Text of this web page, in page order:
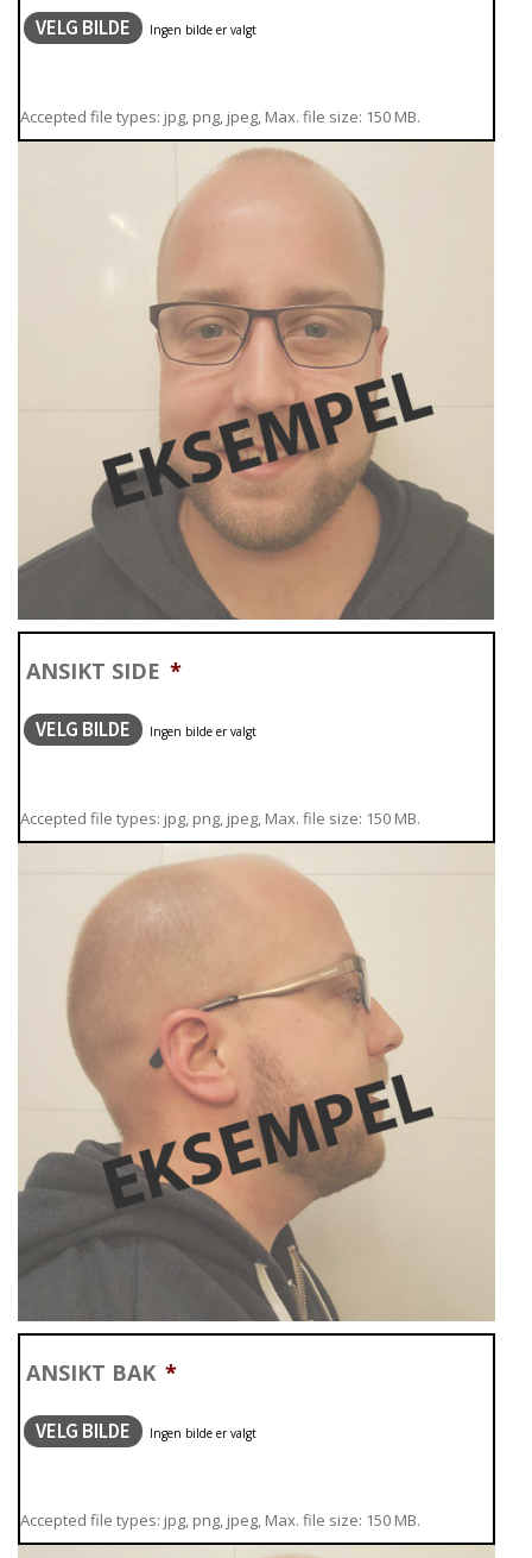
VELG BILDE
Accepted file types: jpg, png, jpeg, Max. file size: 150 MB.
ANSIKT SIDE *
VELG BILDE
Accepted file types: jpg, png, jpeg, Max. file size: 150 MB.
ANSIKT BAK *
VELG BILDE
Accepted file types: jpg, png, jpeg, Max. file size: 150 MB.